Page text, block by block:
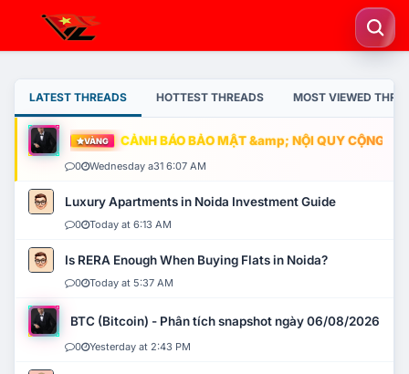
LATEST THREADS HOTTEST THREADS MOST VIEWED
VÀNG CẢNH BÁO BẢO MẬT &amp; NỘI QUY CỘNG
0 Wednesday a31 6:07 AM
Luxury Apartments in Noida Investment Guide
0 Today at 6:13 AM
Is RERA Enough When Buying Flats in Noida?
0 Today at 5:37 AM
BTC (Bitcoin) - Phân tích snapshot ngày 06/08/2026
0 Yesterday at 2:43 PM